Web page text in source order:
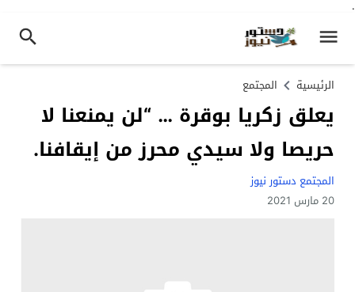
.
الرئيسية المجتمع
يعلق زكريا بوقرة … “لن يمنعنا لا
حريصا ولا سيدي محرز من إيقافنا.
المجتمع دستور نيوز
20 مارس 2021